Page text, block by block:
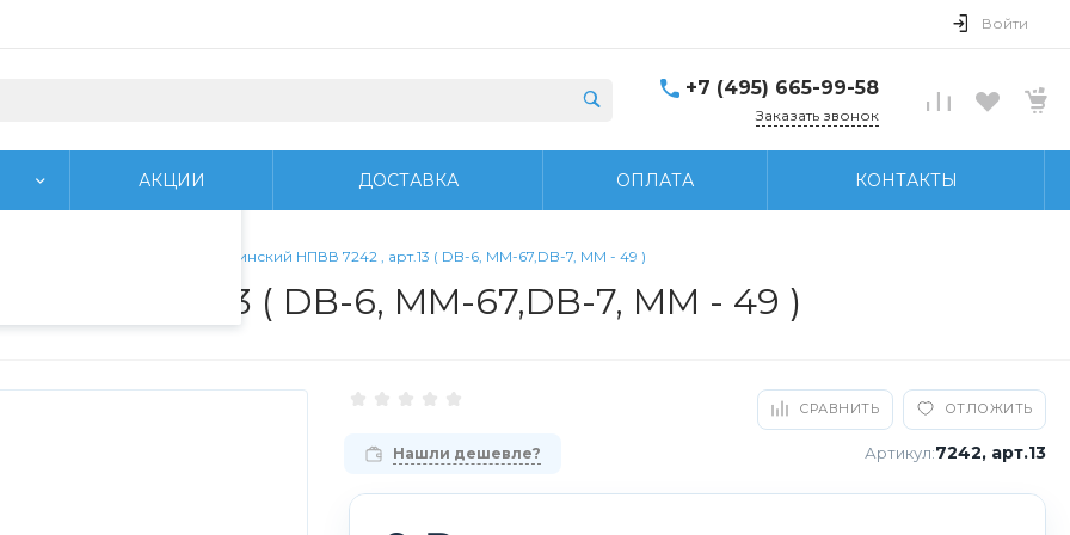
и
использования.
.
Войти
+7 (495) 665-99-58
Заказать звонок
АКЦИИ ДОСТАВКА ОПЛАТА КОНТАКТЫ
Матрас медицинский НПВВ 7242 , арт.13 ( DB-6, MM-67,DB-7, MM - 49 )
, арт.13 ( DB-6, MM-67,DB-7, MM - 49 )
СРАВНИТЬ ОТЛОЖИТЬ
Артикул:7242, арт.13
Нашли дешевле?